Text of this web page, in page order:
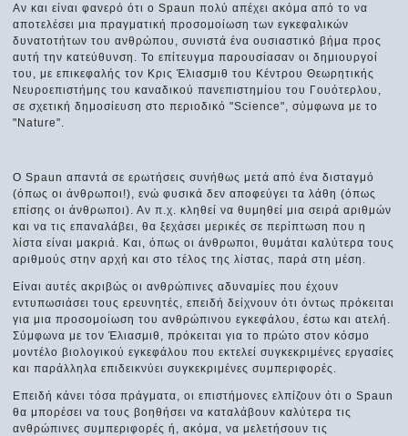
Αν και είναι φανερό ότι ο Spaun πολύ απέχει ακόμα από το να
αποτελέσει μια πραγματική προσομοίωση των εγκεφαλικών
δυνατοτήτων του ανθρώπου, συνιστά ένα ουσιαστικό βήμα προς
αυτή την κατεύθυνση. Το επίτευγμα παρουσίασαν οι δημιουργοί
του, με επικεφαλής τον Κρις Έλιασμιθ του Κέντρου Θεωρητικής
Νευροεπιστήμης του καναδικού πανεπιστημίου του Γουότερλου,
σε σχετική δημοσίευση στο περιοδικό "Science", σύμφωνα με το
"Nature".
Ο Spaun απαντά σε ερωτήσεις συνήθως μετά από ένα δισταγμό
(όπως οι άνθρωποι!), ενώ φυσικά δεν αποφεύγει τα λάθη (όπως
επίσης οι άνθρωποι). Αν π.χ. κληθεί να θυμηθεί μια σειρά αριθμών
και να τις επαναλάβει, θα ξεχάσει μερικές σε περίπτωση που η
λίστα είναι μακριά. Και, όπως οι άνθρωποι, θυμάται καλύτερα τους
αριθμούς στην αρχή και στο τέλος της λίστας, παρά στη μέση.
Είναι αυτές ακριβώς οι ανθρώπινες αδυναμίες που έχουν
εντυπωσιάσει τους ερευνητές, επειδή δείχνουν ότι όντως πρόκειται
για μια προσομοίωση του ανθρώπινου εγκεφάλου, έστω και ατελή.
Σύμφωνα με τον Έλιασμιθ, πρόκειται για το πρώτο στον κόσμο
μοντέλο βιολογικού εγκεφάλου που εκτελεί συγκεκριμένες εργασίες
και παράλληλα επιδεικνύει συγκεκριμένες συμπεριφορές.
Επειδή κάνει τόσα πράγματα, οι επιστήμονες ελπίζουν ότι ο Spaun
θα μπορέσει να τους βοηθήσει να καταλάβουν καλύτερα τις
ανθρώπινες συμπεριφορές ή, ακόμα, να μελετήσουν τις